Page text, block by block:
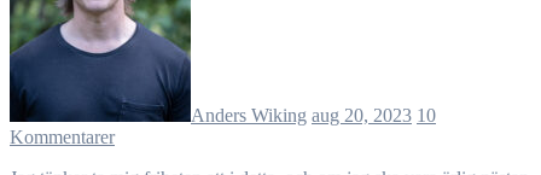
Anders Wiking aug 20, 2023 10
Kommentarer